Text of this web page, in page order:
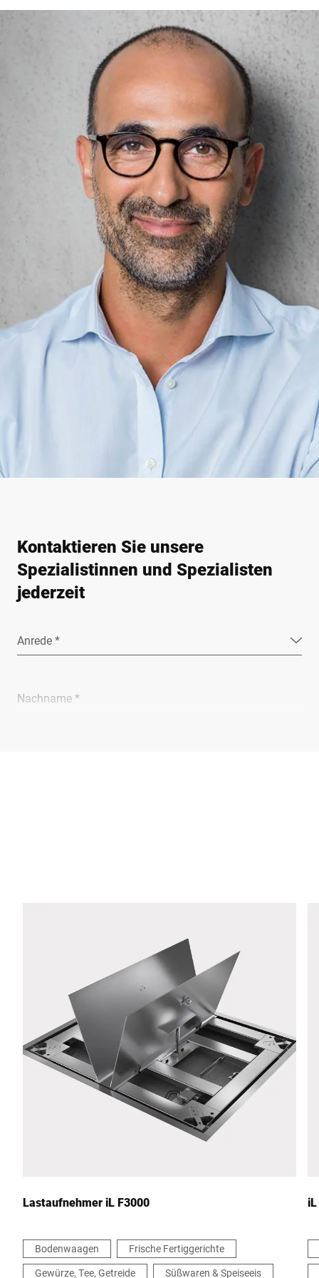
Kontaktieren Sie unsere
Spezialistinnen und Spezialisten
jederzeit
Anrede *
Nachname *
Stadt *
Lastaufnehmer iL F3000
Bodenwaagen
Frische Fertiggerichte
Gewürze, Tee, Getreide
Süßwaren & Speiseeis
iL